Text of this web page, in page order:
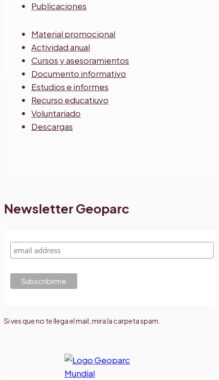
Publicaciones
Material promocional
Actividad anual
Cursos y asesoramientos
Documento informativo
Estudios e informes
Recurso educatiuvo
Voluntariado
Descargas
Newsletter Geoparc
Si ves que no te llega el mail, mira la carpeta spam.